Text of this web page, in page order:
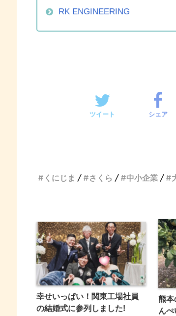
RK ENGINEERING
ツイート シェア
くにじま
さくら 中小企業
幸せいっぱい！関東工場社員
の結婚式に参列しました!
熊本
んぺ